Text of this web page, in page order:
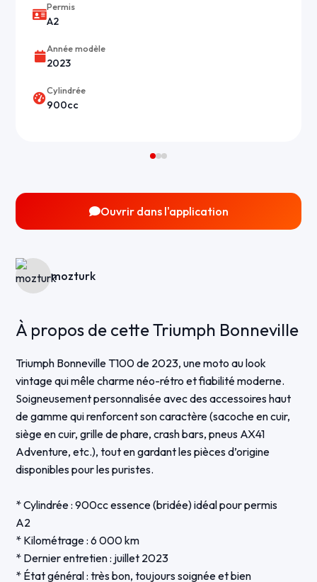
Permis
A2
Année modèle
2023
Cylindrée
900cc
Ouvrir dans l'application
mozturk
À propos de cette Triumph Bonneville
Triumph Bonneville T100 de 2023, une moto au look
vintage qui mêle charme néo-rétro et fiabilité moderne.
Soigneusement personnalisée avec des accessoires haut
de gamme qui renforcent son caractère (sacoche en cuir,
siège en cuir, grille de phare, crash bars, pneus AX41
Adventure, etc.), tout en gardant les pièces d’origine
disponibles pour les puristes.
* Cylindrée : 900cc essence (bridée) idéal pour permis
A2
* Kilométrage : 6 000 km
* Dernier entretien : juillet 2023
* État général : très bon, toujours soignée et bien